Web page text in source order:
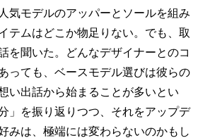
気モデルのアッパーとソールを組み
テムはどこか物足りない。でも、取
を聞いた。どんなデザイナーとのコ
っても、ベースモデル選びは彼らの
い出話から始まることが多いとい
」を振り返りつつ、それをアップデ
みは、極端には変わらないのかもし